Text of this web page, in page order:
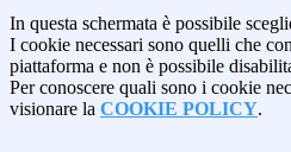
In questa schermata è possibile
I cookie necessari sono quelli che
piattaforma e non è possibile
Per conoscere quali sono i cookie
visionare la COOKIE POLICY.